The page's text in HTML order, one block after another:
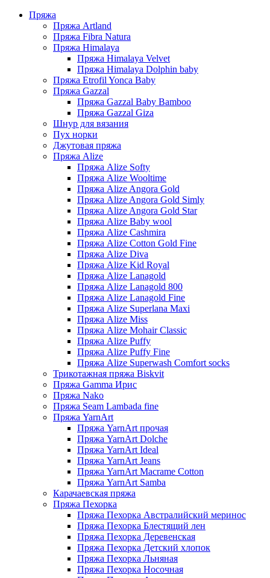
Пряжа
Пряжа Artland
Пряжа Fibra Natura
Пряжа Himalaya
Пряжа Himalaya Velvet
Пряжа Himalaya Dolphin baby
Пряжа Etrofil Yonca Baby
Пряжа Gazzal
Пряжа Gazzal Baby Bamboo
Пряжа Gazzal Giza
Шнур для вязания
Пух норки
Джутовая пряжа
Пряжа Alize
Пряжа Alize Softy
Пряжа Alize Wooltime
Пряжа Alize Angora Gold
Пряжа Alize Angora Gold Simly
Пряжа Alize Angora Gold Star
Пряжа Alize Baby wool
Пряжа Alize Cashmira
Пряжа Alize Cotton Gold Fine
Пряжа Alize Diva
Пряжа Alize Kid Royal
Пряжа Alize Lanagold
Пряжа Alize Lanagold 800
Пряжа Alize Lanagold Fine
Пряжа Alize Superlana Maxi
Пряжа Alize Miss
Пряжа Alize Mohair Classic
Пряжа Alize Puffy
Пряжа Alize Puffy Fine
Пряжа Alize Superwash Comfort socks
Трикотажная пряжа Biskvit
Пряжа Gamma Ирис
Пряжа Nako
Пряжа Seam Lambada fine
Пряжа YarnArt
Пряжа YarnArt прочая
Пряжа YarnArt Dolche
Пряжа YarnArt Ideal
Пряжа YarnArt Jeans
Пряжа YarnArt Macrame Cotton
Пряжа YarnArt Samba
Карачаевская пряжа
Пряжа Пехорка
Пряжа Пехорка Австралийский меринос
Пряжа Пехорка Блестящий лен
Пряжа Пехорка Деревенская
Пряжа Пехорка Детский хлопок
Пряжа Пехорка Льняная
Пряжа Пехорка Носочная